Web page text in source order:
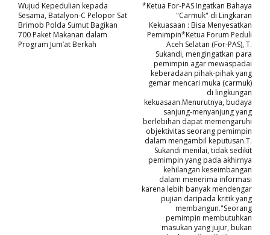
*Ketua For-PAS Ingatkan Bahaya
"Carmuk" di Lingkaran
Kekuasaan : Bisa Menyesatkan
Pemimpin*Ketua Forum Peduli
Aceh Selatan (For-PAS), T.
Sukandi, mengingatkan para
pemimpin agar mewaspadai
keberadaan pihak-pihak yang
gemar mencari muka (carmuk)
di lingkungan
kekuasaan.Menurutnya, budaya
sanjung-menyanjung yang
berlebihan dapat memengaruhi
objektivitas seorang pemimpin
dalam mengambil keputusan.T.
Sukandi menilai, tidak sedikit
pemimpin yang pada akhirnya
kehilangan keseimbangan
dalam menerima informasi
karena lebih banyak mendengar
pujian daripada kritik yang
membangun."Seorang
pemimpin membutuhkan
masukan yang jujur, bukan
Wujud Kepedulian kepada
Sesama, Batalyon-C Pelopor Sat
Brimob Polda Sumut Bagikan
700 Paket Makanan dalam
Program Jum’at Berkah